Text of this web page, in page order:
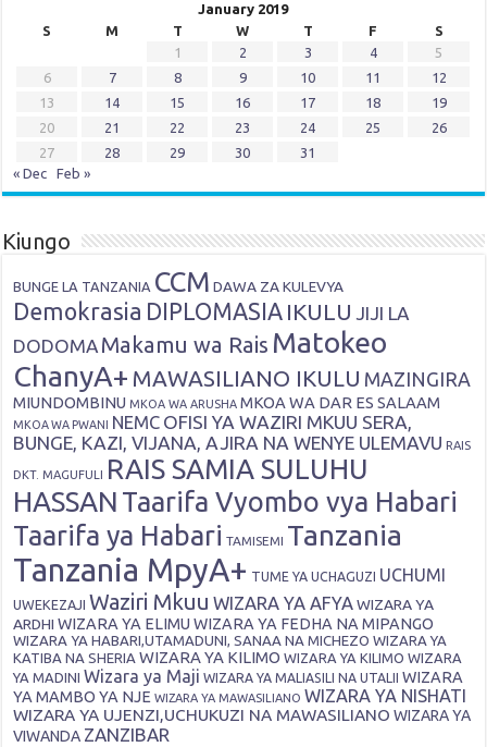
January 2019
S
M T W T F
S
1
2 3 4
5
6
7 8 9 10 11
12
13
14 15 16 17 18
19
20
21 22 23 24 25
26
27
28 29 30
31
« Dec
Feb »
Kiungo
BUNGE LA TANZANIA CCM DAWA ZA KULEVYA
Demokrasia DIPLOMASIA IKULU JIJI LA
DODOMA Makamu wa Rais Matokeo
ChanyA+ MAWASILIANO IKULU MAZINGIRA
MIUNDOMBINU MKOA WA ARUSHA MKOA WA DAR ES SALAAM
MKOA WA PWANI NEMC OFISI YA WAZIRI MKUU SERA,
BUNGE, KAZI, VIJANA, AJIRA NA WENYE ULEMAVU RAIS
DKT. MAGUFULI RAIS SAMIA SULUHU
HASSAN Taarifa Vyombo vya Habari
Taarifa ya Habari TAMISEMI Tanzania
Tanzania MpyA+ TUME YA UCHAGUZI UCHUMI
UWEKEZAJI Waziri Mkuu WIZARA YA AFYA WIZARA YA
ARDHI WIZARA YA ELIMU WIZARA YA FEDHA NA MIPANGO
WIZARA YA HABARI,UTAMADUNI, SANAA NA MICHEZO WIZARA YA
KATIBA NA SHERIA WIZARA YA KILIMO WIZARA YA KILIMO WIZARA
YA MADINI Wizara ya Maji WIZARA YA MALIASILI NA UTALII
WIZARA
YA MAMBO YA NJE WIZARA YA MAWASILIANO WIZARA YA NISHATI
WIZARA YA UJENZI,UCHUKUZI NA MAWASILIANO WIZARA YA
VIWANDA ZANZIBAR